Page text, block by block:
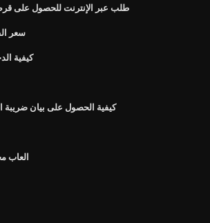
طلب عبر الإنترنت للحصول على
سعر
كيفية
كيفية الحصول على بيان ضريبة
العاب